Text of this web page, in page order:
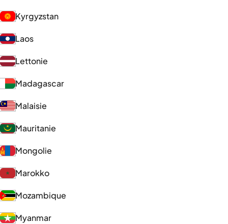
Kyrgyzstan
Laos
Lettonie
Madagascar
Malaisie
Mauritanie
Mongolie
Marokko
Mozambique
Myanmar